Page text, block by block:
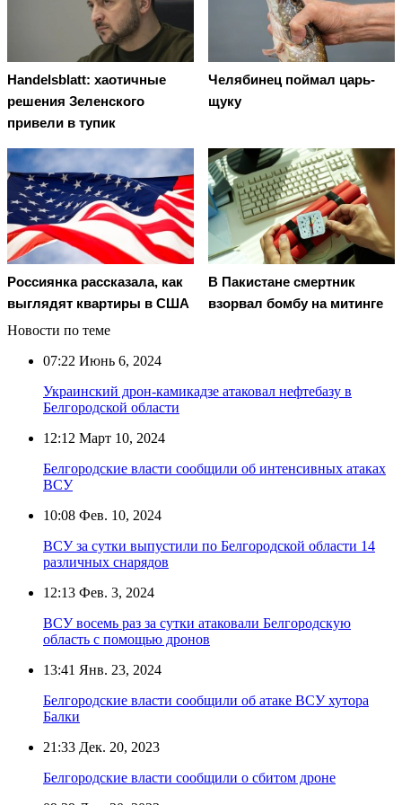
Handelsblatt: хаотичные
решения Зеленского
привели в тупик
Челябинец поймал царь-
щуку
Россиянка рассказала, как
выглядят квартиры в США
В Пакистане смертник
взорвал бомбу на митинге
Новости по теме
07:22 Июнь 6, 2024
Украинский дрон-камикадзе атаковал нефтебазу в
Белгородской области
12:12 Март 10, 2024
Белгородские власти сообщили об интенсивных атаках
ВСУ
10:08 Фев. 10, 2024
ВСУ за сутки выпустили по Белгородской области 14
различных снарядов
12:13 Фев. 3, 2024
ВСУ восемь раз за сутки атаковали Белгородскую
область с помощью дронов
13:41 Янв. 23, 2024
Белгородские власти сообщили об атаке ВСУ хутора
Балки
21:33 Дек. 20, 2023
Белгородские власти сообщили о сбитом дроне